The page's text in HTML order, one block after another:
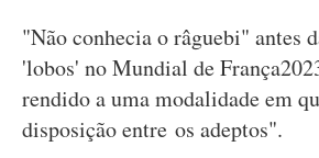
"Não conhecia o râguebi" antes
'lobos' no Mundial de
rendido a uma modalidade em
disposição entre os adeptos".